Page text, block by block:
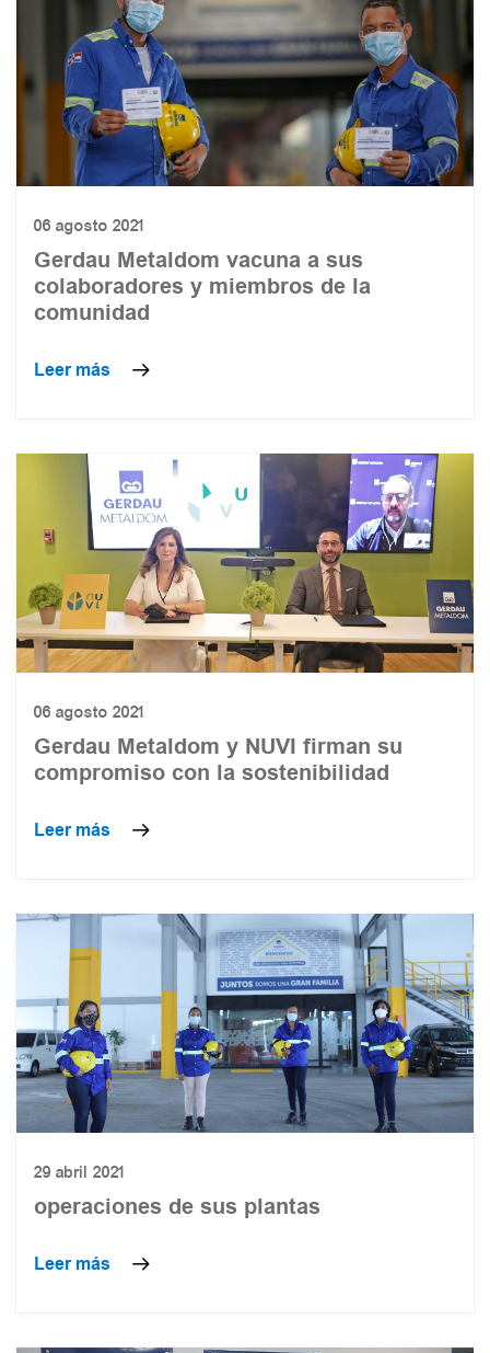
06 agosto 2021
Gerdau Metaldom vacuna a sus
colaboradores y miembros de la
comunidad
Leer más
06 agosto 2021
Gerdau Metaldom y NUVI firman su
compromiso con la sostenibilidad
Leer más
29 abril 2021
operaciones de sus plantas
Leer más